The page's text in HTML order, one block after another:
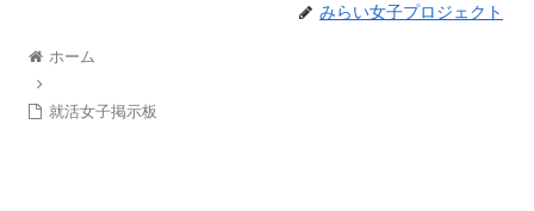
みらい女子プロジェクト
ホーム
就活女子掲示板